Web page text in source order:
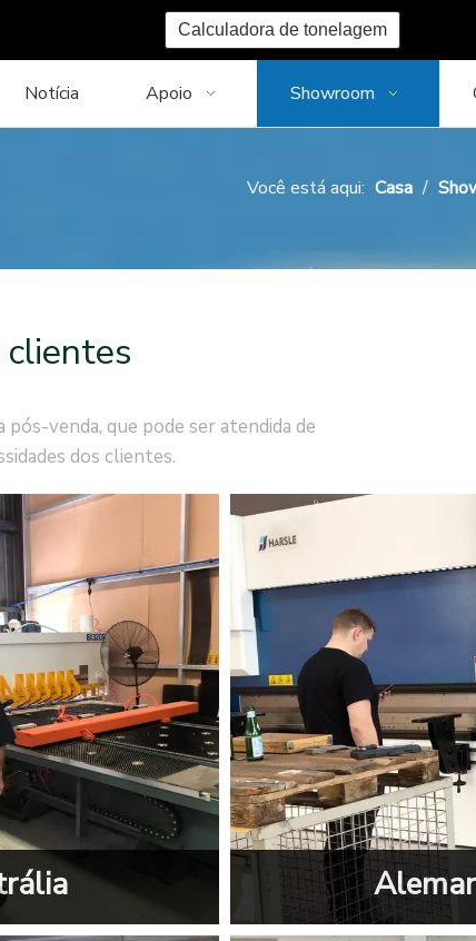
Calculadora de tonelagem
Notícia Apoio Showroom
Você está aqui: Casa /
clientes
venda, que pode ser atendida de
dos clientes.